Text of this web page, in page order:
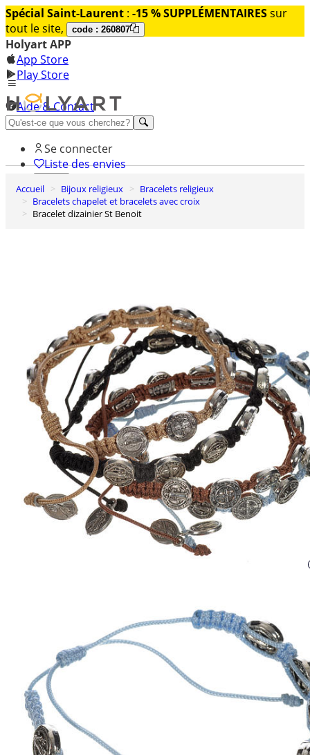
Spécial Saint-Laurent : -15 % SUPPLÉMENTAIRESsur
tout le site,
code : 260807
Holyart APP
App Store
Play Store
Aide & Contact
Découvrez Premium
Se connecter
Liste des envies
0
Panier
Accueil Bijoux religieux
Bracelets religieux
Bracelets chapelet et bracelets avec croix
Bracelet dizainier St Benoit